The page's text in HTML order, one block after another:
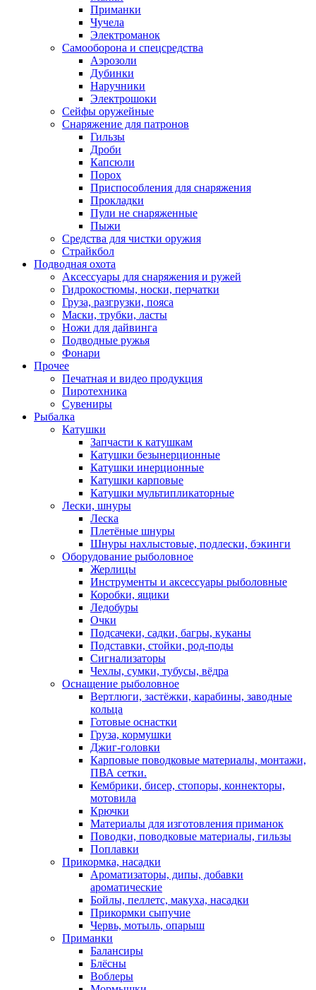
Приманки
Чучела
Электроманок
Самооборона и спецсредства
Аэрозоли
Дубинки
Наручники
Электрошоки
Сейфы оружейные
Снаряжение для патронов
Гильзы
Дроби
Капсюли
Порох
Приспособления для снаряжения
Прокладки
Пули не снаряженные
Пыжи
Средства для чистки оружия
Страйкбол
Подводная охота
Аксессуары для снаряжения и ружей
Гидрокостюмы, носки, перчатки
Груза, разгрузки, пояса
Маски, трубки, ласты
Ножи для дайвинга
Подводные ружья
Фонари
Прочее
Печатная и видео продукция
Пиротехника
Сувениры
Рыбалка
Катушки
Запчасти к катушкам
Катушки безынерционные
Катушки инерционные
Катушки карповые
Катушки мультипликаторные
Лески, шнуры
Леска
Плетёные шнуры
Шнуры нахлыстовые, подлески, бэкинги
Оборудование рыболовное
Жерлицы
Инструменты и аксессуары рыболовные
Коробки, ящики
Ледобуры
Очки
Подсачеки, садки, багры, куканы
Подставки, стойки, род-поды
Сигнализаторы
Чехлы, сумки, тубусы, вёдра
Оснащение рыболовное
Вертлюги, застёжки, карабины, заводные
кольца
Готовые оснастки
Груза, кормушки
Джиг-головки
Карповые поводковые материалы, монтажи,
ПВА сетки.
Кембрики, бисер, стопоры, коннекторы,
мотовила
Крючки
Материалы для изготовления приманок
Поводки, поводковые материалы, гильзы
Поплавки
Прикормка, насадки
Ароматизаторы, дипы, добавки
ароматические
Бойлы, пеллетс, макуха, насадки
Прикормки сыпучие
Червь, мотыль, опарыш
Приманки
Балансиры
Блёсны
Воблеры